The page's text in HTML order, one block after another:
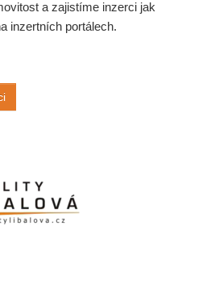
a zajistíme inzerci jak
inzertních portálech.